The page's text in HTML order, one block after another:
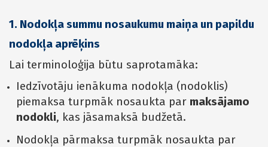
1. Nodokļa summu nosaukumu maiņa un papildu
nodokļa aprēķins
Lai terminoloģija būtu saprotamāka:
Iedzīvotāju ienākuma nodokļa (nodoklis)
piemaksa turpmāk nosaukta par maksājamo
nodokli, kas jāsamaksā budžetā.
Nodokļa pārmaksa turpmāk nosaukta par